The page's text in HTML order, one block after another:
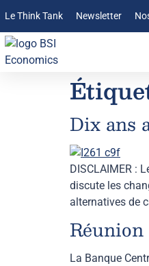
Le Think Tank Newsletter
Dix ans
DISCLAIMER :
discute les
alternatives de
La Banque